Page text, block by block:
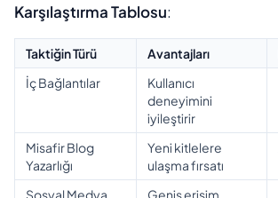
Karşılaştırma Tablosu:
Taktiğin Türü Avantajları
İç Bağlantılar
Kullanıcı
deneyimini
iyileştirir
Misafir Blog
Yazarlığı
Yeni kitlelere
ulaşma fırsatı
Sosyal Medya
Geniş erişim